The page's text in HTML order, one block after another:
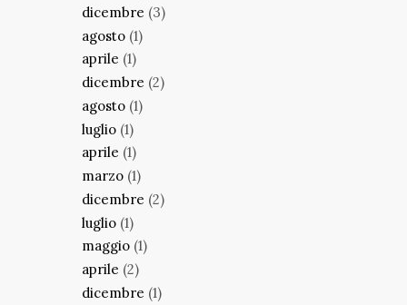
dicembre (3)
agosto (1)
aprile (1)
dicembre (2)
agosto (1)
luglio (1)
aprile (1)
marzo (1)
dicembre (2)
luglio (1)
maggio (1)
aprile (2)
dicembre (1)